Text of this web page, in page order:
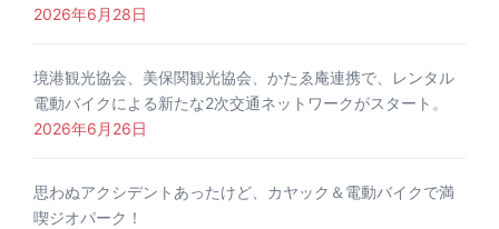
2026年6月28日
境港観光協会、美保関観光協会、かたゑ庵連携で、レンタル
電動バイクによる新たな2次交通ネットワークがスタート。
2026年6月26日
思わぬアクシデントあったけど、カヤック＆電動バイクで満
喫ジオパーク！